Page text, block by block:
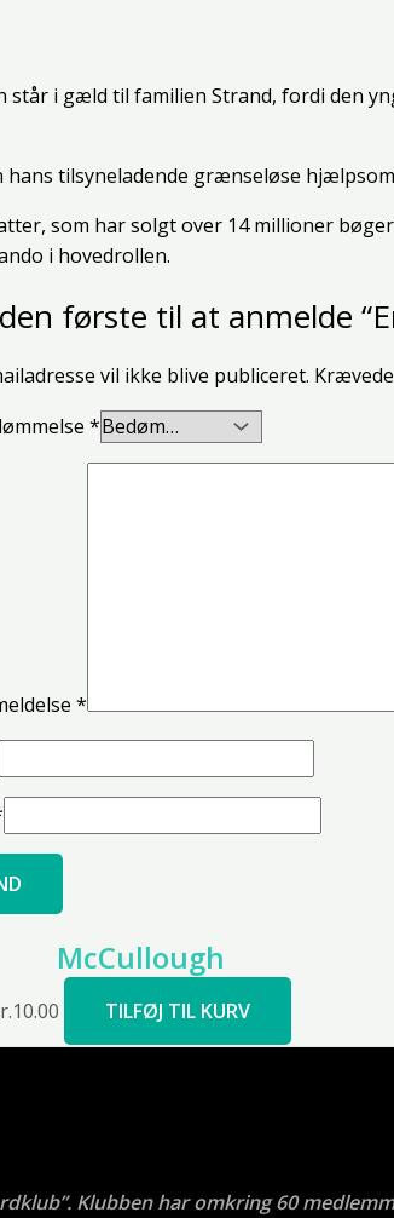
står i gæld til familien Strand, fordi den
tilsyneladende grænseløse
som har solgt over 14 millioner
i hovedrollen.
første til at anmelde
vil ikke blive publiceret.
*
*
McCullough
10.00 TILFØJ TIL KURV
Klubben har omkring 60